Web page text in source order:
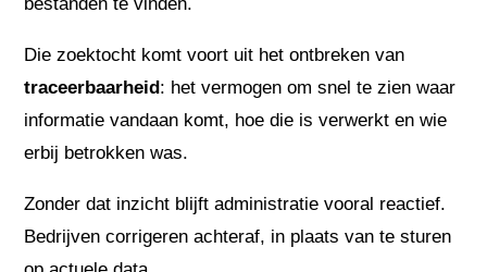
Die zoektocht komt voort uit het ontbreken van
traceerbaarheid: het vermogen om snel te zien waar
informatie vandaan komt, hoe die is verwerkt en wie
erbij betrokken was.
Zonder dat inzicht blijft administratie vooral reactief.
Bedrijven corrigeren achteraf, in plaats van te sturen